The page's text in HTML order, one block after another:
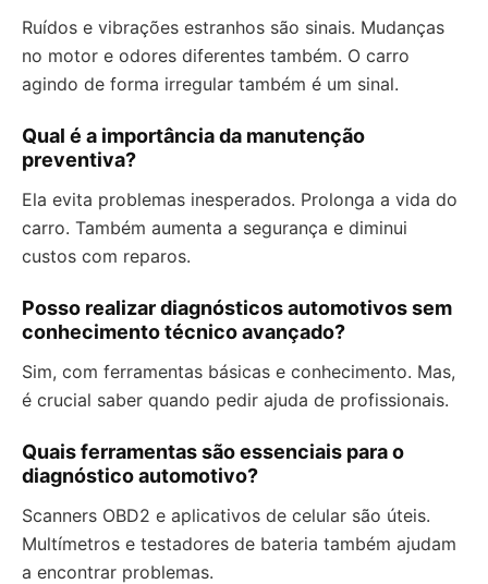
Ruídos e vibrações estranhos são sinais. Mudanças
no motor e odores diferentes também. O carro
agindo de forma irregular também é um sinal.
Qual é a importância da manutenção
preventiva?
Ela evita problemas inesperados. Prolonga a vida do
carro. Também aumenta a segurança e diminui
custos com reparos.
Posso realizar diagnósticos automotivos sem
conhecimento técnico avançado?
Sim, com ferramentas básicas e conhecimento. Mas,
é crucial saber quando pedir ajuda de profissionais.
Quais ferramentas são essenciais para o
diagnóstico automotivo?
Scanners OBD2 e aplicativos de celular são úteis.
Multímetros e testadores de bateria também ajudam
a encontrar problemas.